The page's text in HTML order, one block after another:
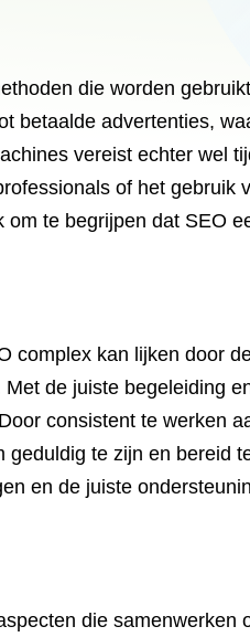
die worden
betaalde advertenties,
vereist echter wel
of het gebruik
te begrijpen dat SEO
complex kan lijken door
de juiste begeleiding
consistent te werken
te zijn en bereid
en de juiste
die samenwerken